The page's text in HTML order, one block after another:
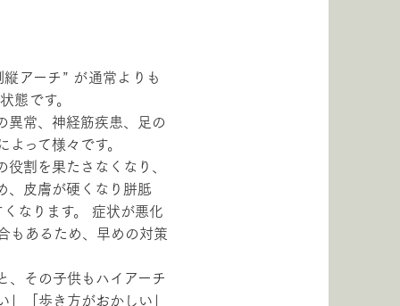
アーチ” が通常よりも
態です。
異常、神経筋疾患、足の
って様々です。
割を果たさなくなり、
、皮膚が硬くなり胼胝
なります。 症状が悪化
もあるため、早めの対策
、その子供もハイアーチ
「歩き方がおかしい」